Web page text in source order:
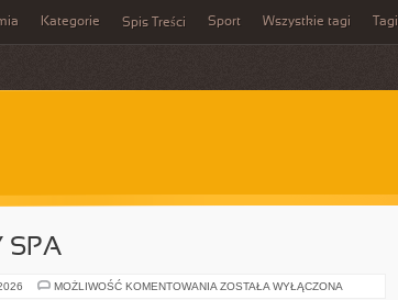
Kategorie Spis Treści Sport Wszystkie tagi Tagi
SPA
MOŻLIWOŚĆ KOMENTOWANIA JACUZZI
ZOSTAŁA WYŁĄCZONA